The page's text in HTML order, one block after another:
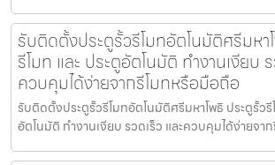
รับติดตั้งประตูรั้วรีโมทอัตโนมัติศรีมหา
รีโมท และ ประตูอัตโนมัติ ทำงานเงียบ
ควบคุมได้ง่ายจากรีโมทหรือมือถือ
รับติดตั้งประตูรั้วรีโมทอัตโนมัติศรีมหาโพธิ ประตูรั้วรี
อัตโนมัติ ทำงานเงียบ รวดเร็ว และควบคุมได้ง่ายจาก